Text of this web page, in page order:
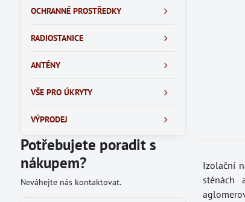
Izolační
stěnách
OCHRANNÉ PROSTŘEDKY
RADIOSTANICE
ANTÉNY
VŠE PRO ÚKRYTY
VÝPRODEJ
Potřebujete poradit s
nákupem?
Neváhejte nás kontaktovat.